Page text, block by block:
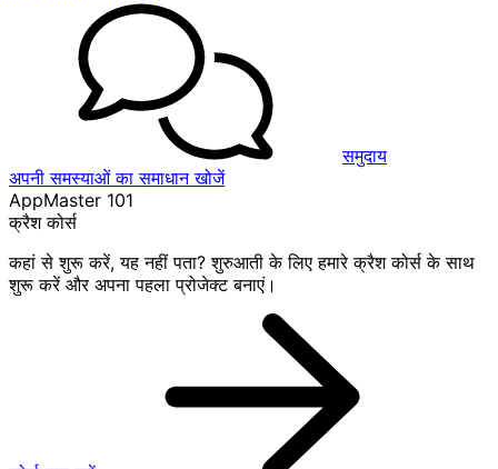
समुदाय
अपनी समस्याओं का समाधान खोजें
AppMaster 101
क्रैश कोर्स
कहां से शुरू करें, यह नहीं पता? शुरुआती के लिए हमारे क्रैश कोर्स के साथ
शुरू करें और अपना पहला प्रोजेक्ट बनाएं।